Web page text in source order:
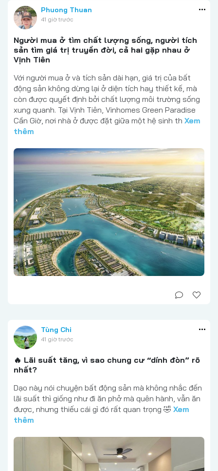
Phuong Thuan
41 giờ trước
Người mua ở tìm chất lượng sống, người tích
sản tìm giá trị truyền đời, cả hai gặp nhau ở
Vịnh Tiên
Với người mua ở và tích sản dài hạn, giá trị của bất
động sản không dừng lại ở diện tích hay thiết kế, mà
còn được quyết định bởi chất lượng môi trường sống
xung quanh. Tại Vịnh Tiên, Vinhomes Green Paradise
Cần Giờ, nơi nhà ở được đặt giữa một hệ sinh th Xem
thêm
Tùng Chi
41 giờ trước
🔥 Lãi suất tăng, vì sao chung cư “dính đòn” rõ
nhất?
Dạo này nói chuyện bất động sản mà không nhắc đến
lãi suất thì giống như đi ăn phở mà quên hành, vẫn ăn
được, nhưng thiếu cái gì đó rất quan trọng 🤣 Xem
thêm